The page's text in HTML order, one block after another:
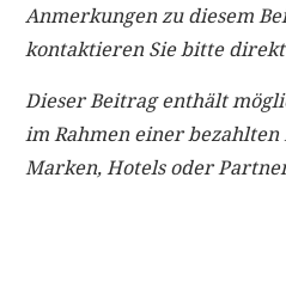
Anmerkungen zu diesem
kontaktieren Sie bitte direkt
Dieser Beitrag enthält
im Rahmen einer
Marken, Hotels oder